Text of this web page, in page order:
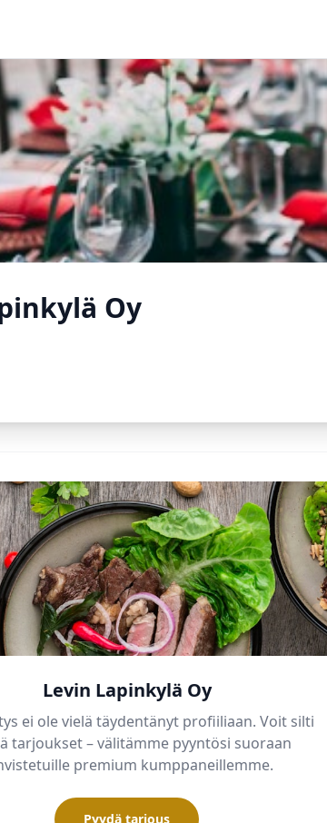
Oy
Levin Lapinkylä Oy
ei ole vielä täydentänyt profiiliaan. Voit silti
tarjoukset – välitämme pyyntösi suoraan
premium kumppaneillemme.
Pyydä tarjous